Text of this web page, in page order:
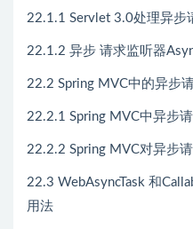
22.1.1 Servlet 3.0处理异步
22.1.2 异步 请求监听器
22.2 Spring MVC中的异步
22.2.1 Spring MVC中异步
22.2.2 Spring MVC对异步
22.3 WebAsyncTask 和
用法